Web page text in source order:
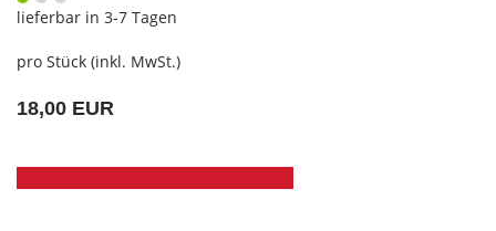
lieferbar in 3-7 Tagen
pro Stück (inkl. MwSt.)
18,00 EUR